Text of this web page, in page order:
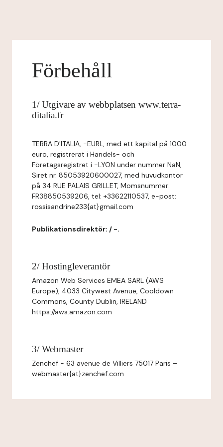
Förbehåll
1/ Utgivare av webbplatsen www.terra-
ditalia.fr
TERRA D'ITALIA, -EURL, med ett kapital på 1000
euro, registrerat i Handels- och
Företagsregistret i -LYON under nummer NaN,
Siret nr. 85053920600027, med huvudkontor
på 34 RUE PALAIS GRILLET, Momsnummer:
FR38850539206, tel: +33622110537, e-post:
rossisandrine233{at}gmail.com
Publikationsdirektör: / -.
2/ Hostingleverantör
Amazon Web Services EMEA SARL (AWS
Europe), 4033 Citywest Avenue, Cooldown
Commons, County Dublin, IRELAND
https://aws.amazon.com
3/ Webmaster
Zenchef - 63 avenue de Villiers 75017 Paris –
webmaster{at}zenchef.com